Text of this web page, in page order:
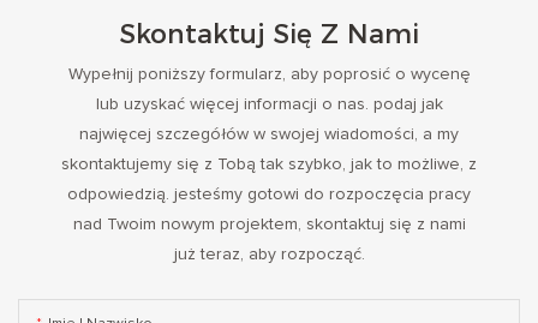
Skontaktuj Się Z Nami
Wypełnij poniższy formularz, aby poprosić o wycenę
lub uzyskać więcej informacji o nas. podaj jak
najwięcej szczegółów w swojej wiadomości, a my
skontaktujemy się z Tobą tak szybko, jak to możliwe, z
odpowiedzią. jesteśmy gotowi do rozpoczęcia pracy
nad Twoim nowym projektem, skontaktuj się z nami
już teraz, aby rozpocząć.